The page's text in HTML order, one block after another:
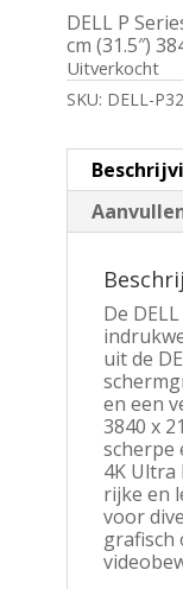
DELL P
cm (31.5″)
Uitverkocht
SKU: DELL-
De
uit de
en een
3840 x
scherpe
4K Ultra
rijke en
voor
grafisch